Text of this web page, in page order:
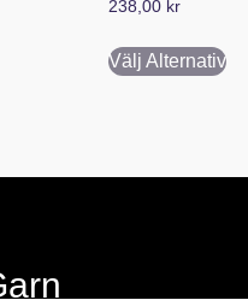
238,00 kr
Välj Alternativ